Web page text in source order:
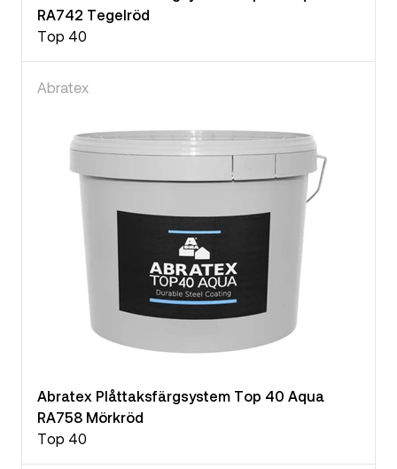
RA742 Tegelröd
Top 40
Abratex
Abratex Plåttaksfärgsystem Top 40 Aqua
RA758 Mörkröd
Top 40